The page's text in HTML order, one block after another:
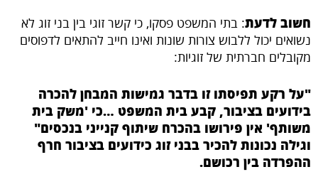
חשוב לדעת: בתי המשפט פסקו, כי קשר זוגי בין בני זוג לא
נשואים יכול ללבוש צורות שונות ואינו חייב להתאים לדפוסים
מקובלים חברתית של זוגיות:
"על רקע תפיסתו זו בדבר גמישות המבחן להכרה
בידועים בציבור, קבע בית המשפט …כי 'משק בית
משותף' אין פירושו בהכרח שיתוף קנייני בנכסים"
וגילה נכונות להכיר בבני זוג כידועים בציבור חרף
ההפרדה בין רכושם.